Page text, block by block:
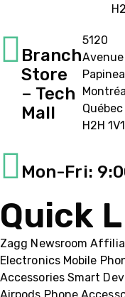
Branch
Store
– Tech
Mall
5120
Avenue
Québec
H2H 1V1
Mon-Fri:
Quick
Zagg Newsroom
Electronics Mobile
Accessories Smart